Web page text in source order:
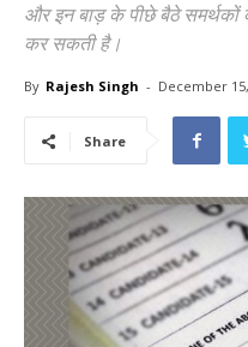
और इन बाड़ के पीछे बैठे समर्थकों
कर सकती है।
By Rajesh Singh - December
Share